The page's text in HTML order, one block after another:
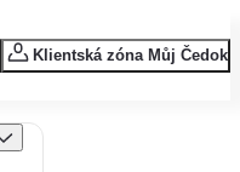
Klientská zóna Můj Čedok